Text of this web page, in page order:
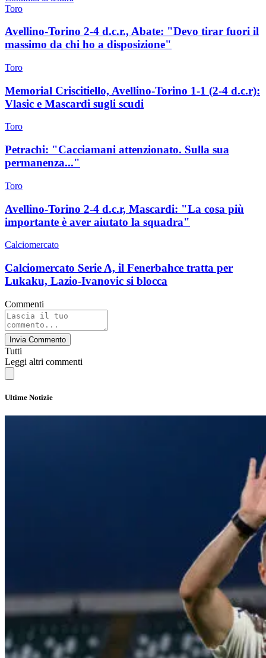
Toro
Avellino-Torino 2-4 d.c.r., Abate: "Devo tirar fuori il
massimo da chi ho a disposizione"
Toro
Memorial Criscitiello, Avellino-Torino 1-1 (2-4 d.c.r):
Vlasic e Mascardi sugli scudi
Toro
Petrachi: "Cacciamani attenzionato. Sulla sua
permanenza..."
Toro
Avellino-Torino 2-4 d.c.r, Mascardi: "La cosa più
importante è aver aiutato la squadra"
Calciomercato
Calciomercato Serie A, il Fenerbahce tratta per
Lukaku, Lazio-Ivanovic si blocca
Commenti
Invia Commento
Tutti
Leggi altri commenti
Ultime Notizie